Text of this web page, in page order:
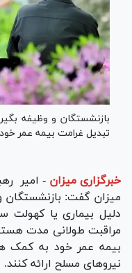
بازنشستگان و وظیفه
تبدیل غرامت بیمه عمر خود
خبرگزاری میزان - امیر
میزان گفت: بازنشستگان
دلیل بیماری یا کهولت
مراقبت طولانی مدت
بیمه عمر خود به کمک
نیرو‌های مسلح ارائه کنند.